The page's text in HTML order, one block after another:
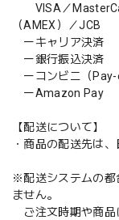
VISA／
（AMEX）／JCB
ーキャリア決済
ー銀行振込決済
ーコンビニ（Pay-
ーAmazon Pay
【配送について】
・商品の配送先は
※配送システムの都
ません。
ご注文時期や商品